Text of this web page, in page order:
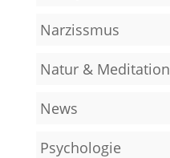
Narzissmus
Natur & Meditation
News
Psychologie